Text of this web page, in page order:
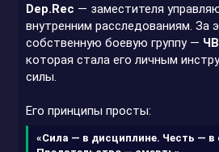
Dep.Rec — заместителя
внутренним расследованиям. За
собственную боевую группу —
которая стала его личным
силы.
Его принципы просты:
«Сила — в дисциплине. Честь — в